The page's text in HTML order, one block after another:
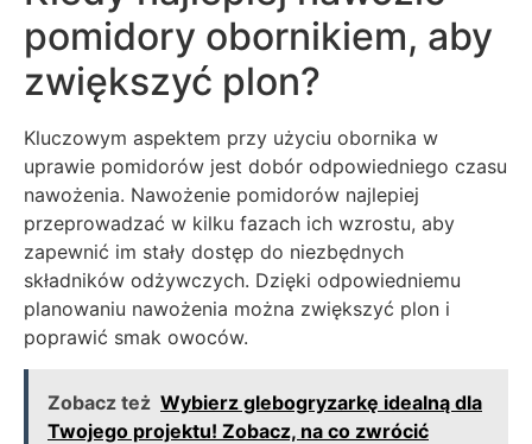
pomidory obornikiem, aby
zwiększyć plon?
Kluczowym aspektem przy użyciu obornika w
uprawie pomidorów jest dobór odpowiedniego czasu
nawożenia. Nawożenie pomidorów najlepiej
przeprowadzać w kilku fazach ich wzrostu, aby
zapewnić im stały dostęp do niezbędnych
składników odżywczych. Dzięki odpowiedniemu
planowaniu nawożenia można zwiększyć plon i
poprawić smak owoców.
Zobacz też Wybierz glebogryzarkę idealną dla
Twojego projektu! Zobacz, na co zwrócić